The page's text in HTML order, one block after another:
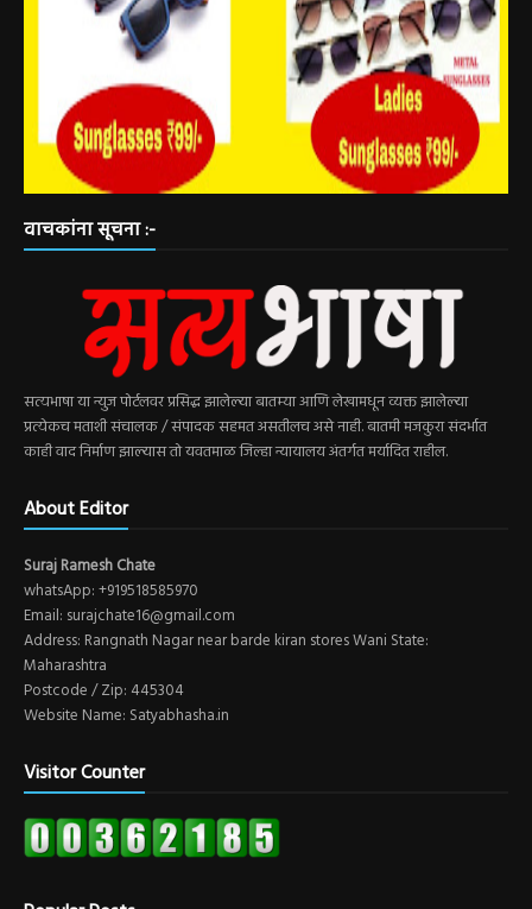
वाचकांना सूचना :-
सत्यभाषा या न्युज पोर्टलवर प्रसिद्ध झालेल्या बातम्या आणि लेखामधून व्यक्त झालेल्या
प्रत्येकच मताशी संचालक / संपादक सहमत असतीलच असे नाही. बातमी मजकुरा संदर्भात
काही वाद निर्माण झाल्यास तो यवतमाळ जिल्हा न्यायालय अंतर्गत मर्यादित राहील.
About Editor
Suraj Ramesh Chate
whatsApp: +919518585970
Email: surajchate16@gmail.com
Address: Rangnath Nagar near barde kiran stores Wani State:
Maharashtra
Postcode / Zip: 445304
Website Name: Satyabhasha.in
Visitor Counter